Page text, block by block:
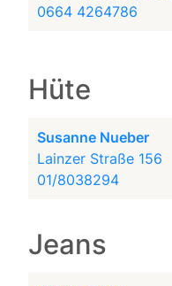
0664 4264786
Hüte
Susanne Nueber
Lainzer Straße 156
01/8038294
Jeans